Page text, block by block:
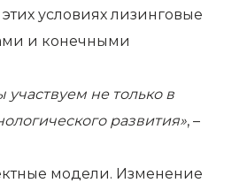
условиях лизинговые
и конечными
не только в
развития», –
модели. Изменение